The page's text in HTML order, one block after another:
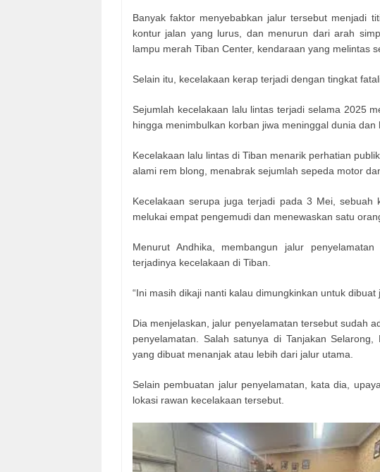
Banyak faktor menyebabkan jalur tersebut menjadi
kontur jalan yang lurus, dan menurun dari arah
lampu merah Tiban Center, kendaraan yang melintas
Selain itu, kecelakaan kerap terjadi dengan tingkat
Sejumlah kecelakaan lalu lintas terjadi selama 2025
hingga menimbulkan korban jiwa meninggal dunia dan
Kecelakaan lalu lintas di Tiban menarik perhatian
alami rem blong, menabrak sejumlah sepeda motor
Kecelakaan serupa juga terjadi pada 3 Mei, sebuah
melukai empat pengemudi dan menewaskan satu
Menurut Andhika, membangun jalur
terjadinya kecelakaan di Tiban.
“Ini masih dikaji nanti kalau dimungkinkan untuk dibuat
Dia menjelaskan, jalur penyelamatan tersebut sudah
penyelamatan. Salah satunya di Tanjakan
yang dibuat menanjak atau lebih dari jalur utama.
Selain pembuatan jalur penyelamatan, kata dia,
lokasi rawan kecelakaan tersebut.